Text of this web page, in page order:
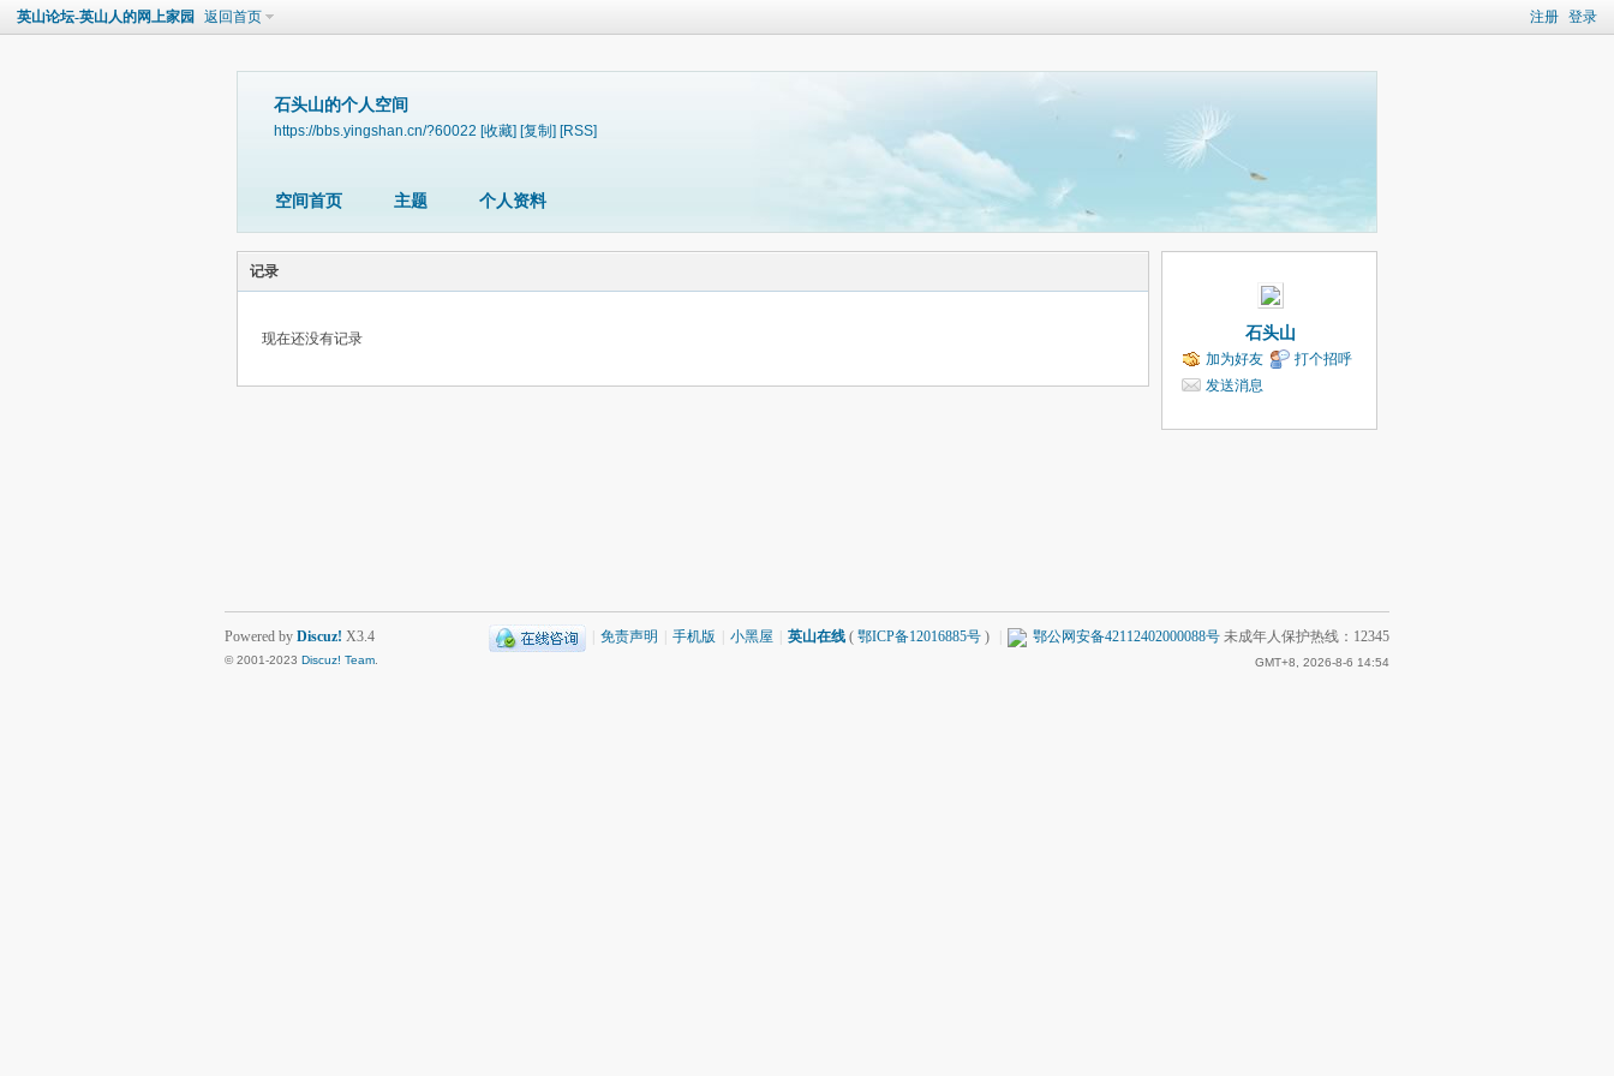
注册 登录
英山论坛-英山人的网上家园 返回首页
石头山的个人空间
https://bbs.yingshan.cn/?60022 [收藏] [复制] [RSS]
空间首页 主题 个人资料
记录
现在还没有记录 石头山
加为好友
打个招呼
发送消息
免责声明 手机版 小黑屋 英山在线 ( 鄂ICP备12016885号 ) 鄂公网安备42112402000088号 未成年人保护热线：12345
GMT+8, 2026-8-6 14:54
Powered by Discuz! X3.4
© 2001-2023 Discuz! Team